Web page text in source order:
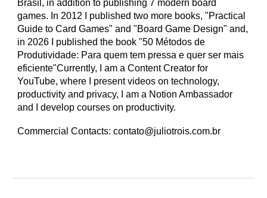
Brasil, in addition to publishing 7 modern board
games. In 2012 I published two more books, "Practical
Guide to Card Games" and "Board Game Design" and,
in 2026 I published the book "50 Métodos de
Produtividade: Para quem tem pressa e quer ser mais
eficiente"Currently, I am a Content Creator for
YouTube, where I present videos on technology,
productivity and privacy, I am a Notion Ambassador
and I develop courses on productivity.
Commercial Contacts: contato@juliotrois.com.br